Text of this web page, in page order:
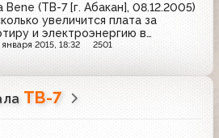
Bene (ТВ-7 [г. Абакан], 08.12.2005)
увеличится плата за
и электроэнергию в
году?
января 2015, 18:32 2501
ТВ-7